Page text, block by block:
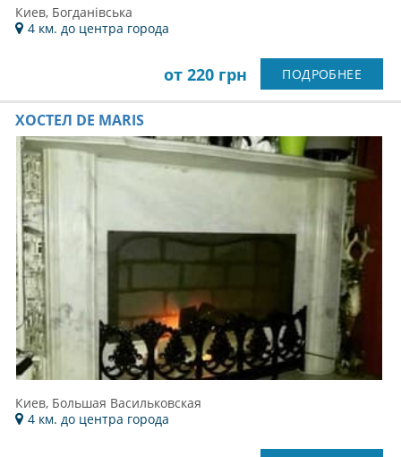
Киев, Богданівська
4 км. до центра города
от 220 грн ПОДРОБНЕЕ
ХОСТЕЛ DE MARIS
Киев, Большая Васильковская
4 км. до центра города